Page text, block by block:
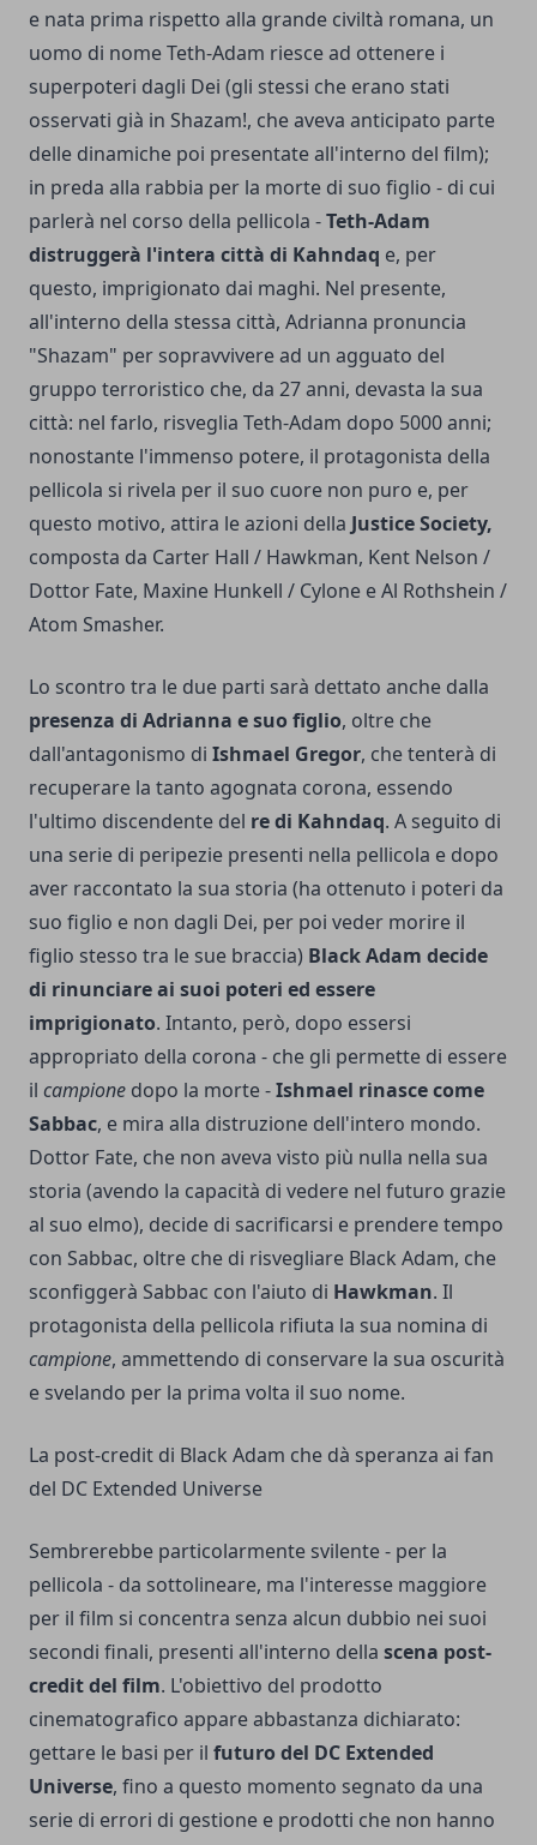
e nata prima rispetto alla grande civiltà romana, un
uomo di nome Teth-Adam riesce ad ottenere i
superpoteri dagli Dei (gli stessi che erano stati
osservati già in Shazam!, che aveva anticipato parte
delle dinamiche poi presentate all'interno del film);
in preda alla rabbia per la morte di suo figlio - di cui
parlerà nel corso della pellicola -Teth-Adam
distruggerà l'intera città di Kahndaq e, per
questo, imprigionato dai maghi. Nel presente,
all'interno della stessa città, Adrianna pronuncia
"Shazam" per sopravvivere ad un agguato del
gruppo terroristico che, da 27 anni, devasta la sua
città: nel farlo, risveglia Teth-Adam dopo 5000 anni;
nonostante l'immenso potere, il protagonista della
pellicola si rivela per il suo cuore non puro e, per
questo motivo, attira le azioni della Justice Society,
composta da Carter Hall / Hawkman, Kent Nelson /
Dottor Fate, Maxine Hunkell / Cylone e Al Rothshein /
Atom Smasher.
Lo scontro tra le due parti sarà dettato anche dalla
presenza di Adrianna e suo figlio, oltre che
dall'antagonismo di Ishmael Gregor, che tenterà di
recuperare la tanto agognata corona, essendo
l'ultimo discendente del re di Kahndaq. A seguito di
una serie di peripezie presenti nella pellicola e dopo
aver raccontato la sua storia (ha ottenuto i poteri da
suo figlio e non dagli Dei, per poi veder morire il
figlio stesso tra le sue braccia) Black Adam decide
di rinunciare ai suoi poteri ed essere
imprigionato. Intanto, però, dopo essersi
appropriato della corona - che gli permette di essere
il campione dopo la morte -Ishmael rinasce come
Sabbac, e mira alla distruzione dell'intero mondo.
Dottor Fate, che non aveva visto più nulla nella sua
storia (avendo la capacità di vedere nel futuro grazie
al suo elmo), decide di sacrificarsi e prendere tempo
con Sabbac, oltre che di risvegliare Black Adam, che
sconfiggerà Sabbac con l'aiuto di Hawkman. Il
protagonista della pellicola rifiuta la sua nomina di
campione, ammettendo di conservare la sua oscurità
e svelando per la prima volta il suo nome.
La post-credit di Black Adam che dà speranza ai fan
del DC Extended Universe
Sembrerebbe particolarmente svilente - per la
pellicola - da sottolineare, ma l'interesse maggiore
per il film si concentra senza alcun dubbio nei suoi
secondi finali, presenti all'interno della scena post-
credit del film. L'obiettivo del prodotto
cinematografico appare abbastanza dichiarato:
gettare le basi per il futuro del DC Extended
Universe, fino a questo momento segnato da una
serie di errori di gestione e prodotti che non hanno